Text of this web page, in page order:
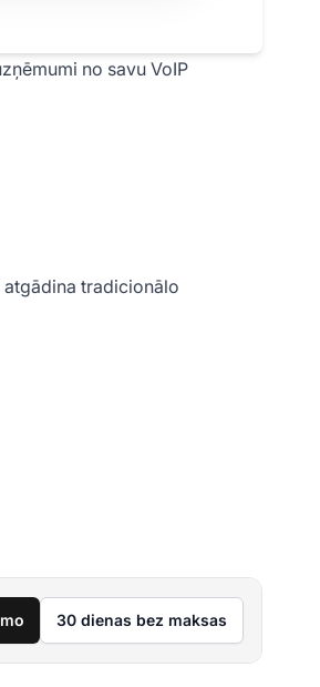
no savu VoIP
tradicionālo
30 dienas bez maksas